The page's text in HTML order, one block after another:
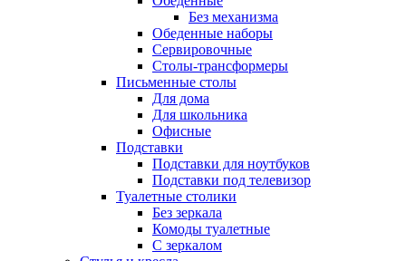
Без механизма
Обеденные наборы
Сервировочные
Столы-трансформеры
Письменные столы
Для дома
Для школьника
Офисные
Подставки
Подставки для ноутбуков
Подставки под телевизор
Туалетные столики
Без зеркала
Комоды туалетные
С зеркалом